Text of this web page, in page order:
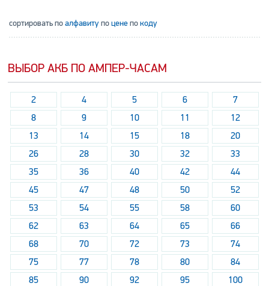
сортировать поалфавитупоценепокоду
ВЫБОР АКБ ПО АМПЕР-ЧАСАМ
2 4 5 6
7
8
9 10 11
12
13
14 15 18
20
26
28 30 32
33
35
36 40 42
44
45
47 48 50
52
53
54 55 58
60
62
63 64 65
66
68
70 72 73
74
75
77 78 80
84
85
90 92 95 100